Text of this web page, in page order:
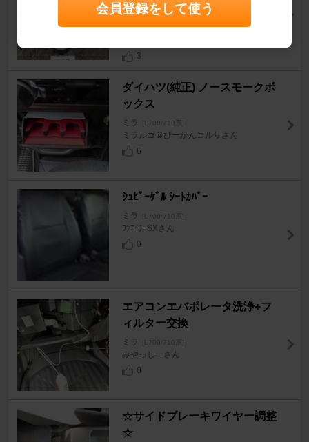
ビネーションスイッチ
ミラ [L700/710系]
3
ダイハツ(純正) ノースモークボ
ックス
ミラ [L700/710系]
ミラルゴ＠ぴーかんコルサさん
6
ｼｭﾋﾟｰｹﾞﾙ ｼｰﾄｶﾊﾞｰ
ミラ [L700/710系]
ﾜﾝｴｲﾁｰSXさん
0
エアコンエバポレータ洗浄+フ
ィルター交換
ミラ [L700/710系]
みやっしーさん
0
☆サイドブレーキワイヤー調整
☆
会員登録をして使う